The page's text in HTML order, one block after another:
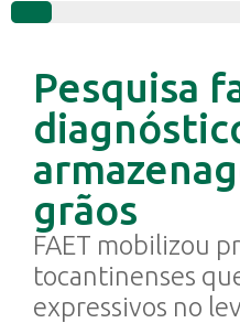
100%
Pesquisa
grãos
FAET mobilizou
tocantinenses
expressivos no